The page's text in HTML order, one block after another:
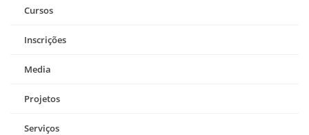
Cursos
Inscrições
Media
Projetos
Serviços